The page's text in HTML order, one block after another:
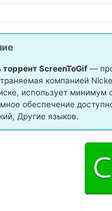
торрент ScreenToGif —
компанией
использует минимум
обеспечение
Другие языков.